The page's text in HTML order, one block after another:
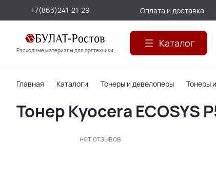
+7(863)241-21-29 Оплата и доставка
Расходные материалы для оргтехники
Каталог
Главная Каталоги Тонеры и девелоперы Тонеры
Тонер Kyocera ECOSYS
нет отзывов